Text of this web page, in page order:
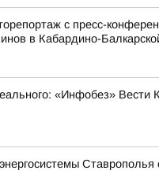
с пресс-
в Кабардино-
«Инфобез» Вести